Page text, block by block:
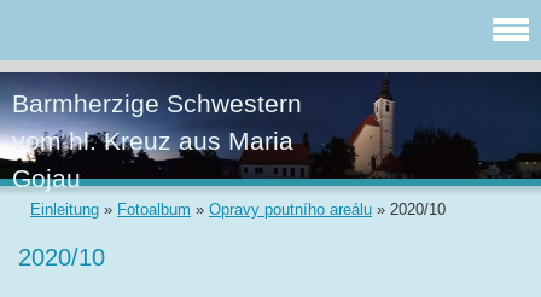
Barmherzige Schwestern
vom hl. Kreuz aus Maria
Gojau
Einleitung » Fotoalbum » Opravy poutního areálu » 2020/10
2020/10